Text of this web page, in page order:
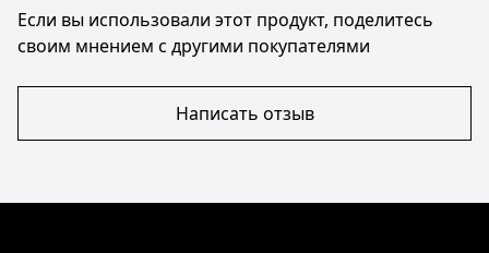
Если вы использовали этот продукт, поделитесь
своим мнением с другими покупателями
Написать отзыв